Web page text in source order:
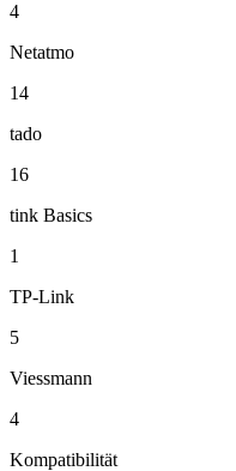
4
Netatmo
14
tado
16
tink Basics
1
TP-Link
5
Viessmann
4
Kompatibilität